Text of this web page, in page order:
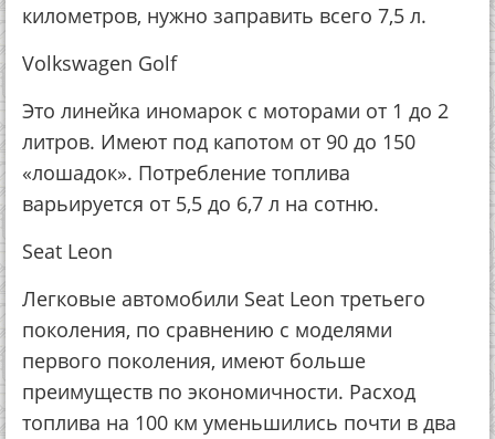
километров, нужно заправить всего 7,5 л.
Volkswagen Golf
Это линейка иномарок с моторами от 1 до 2
литров. Имеют под капотом от 90 до 150
«лошадок». Потребление топлива
варьируется от 5,5 до 6,7 л на сотню.
Seat Leon
Легковые автомобили Seat Leon третьего
поколения, по сравнению с моделями
первого поколения, имеют больше
преимуществ по экономичности. Расход
топлива на 100 км уменьшились почти в два